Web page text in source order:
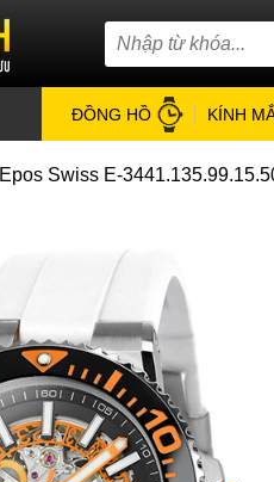
ĐỒNG HỒ KÍNH
Epos Swiss E-